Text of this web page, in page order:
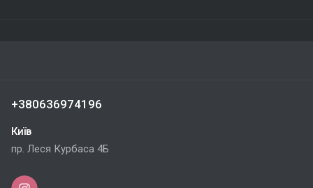
+380636974196
Київ
пр. Леся Курбаса 4Б